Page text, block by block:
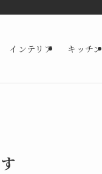
インテリア キッチン